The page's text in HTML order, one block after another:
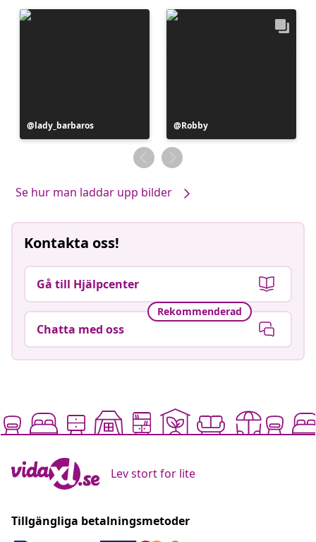
Inlägg
publicerat
lady_barbaros
Inlägg
publicerat
av
Robby
Se hur man laddar upp bilder
Kontakta oss!
Gå till Hjälpcenter
Rekommenderad
Chatta med oss
Lev stort for lite
Tillgängliga betalningsmetoder